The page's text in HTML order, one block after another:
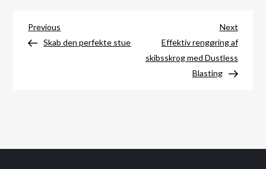
Indlægsnavigation
Previous
Post
Previous
Skab den perfekte stue
Next
Post
Next
Effektiv rengøring af
skibsskrog med Dustless
Blasting